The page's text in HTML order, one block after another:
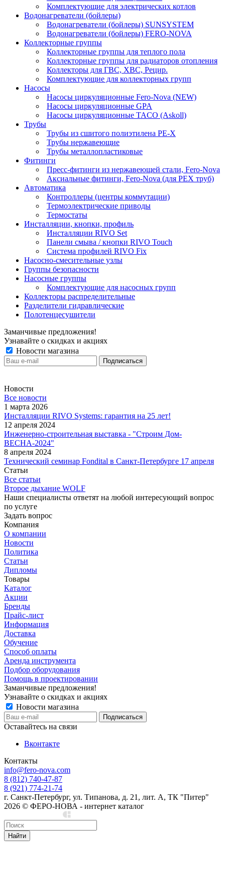
Комплектующие для электрических котлов
Водонагреватели (бойлеры)
Водонагреватели (бойлеры) SUNSYSTEM
Водонагреватели (бойлеры) FERO-NOVA
Коллекторные группы
Коллекторные группы для теплого пола
Коллекторные группы для радиаторов отопления
Коллекторы для ГВС, ХВС, Рецир.
Комплектующие для коллекторных групп
Насосы
Насосы циркуляционные Fero-Nova (NEW)
Насосы циркуляционные GPA
Насосы циркуляционные TACO (Askoll)
Трубы
Трубы из сшитого полиэтилена PE-X
Трубы нержавеющие
Трубы металлопластиковые
Фитинги
Пресс-фитинги из нержавеющей стали, Fero-Nova
Аксиальные фитинги, Fero-Nova (для PEX труб)
Автоматика
Контроллеры (центры коммутации)
Термоэлектрические приводы
Термостаты
Инсталляции, кнопки, профиль
Инсталляции RIVO Set
Панели смыва / кнопки RIVO Touch
Система профилей RIVO Fix
Насосно-смесительные узлы
Группы безопасности
Насосные группы
Комплектующие для насосных групп
Коллекторы распределительные
Разделители гидравлические
Полотенцесушители
Заманчивые предложения!
Узнавайте о скидках и акциях
Новости магазина
Новости
Все новости
1 марта 2026
Инсталляции RIVO Systems: гарантия на 25 лет!
12 апреля 2024
Инженерно-строительная выставка - "Строим Дом-
ВЕСНА-2024"
8 апреля 2024
Технический семинар Fondital в Санкт-Петербурге 17 апреля
Статьи
Все статьи
Второе дыхание WOLF
Наши специалисты ответят на любой интересующий вопрос
по услуге
Задать вопрос
Компания
О компании
Новости
Политика
Статьи
Дипломы
Товары
Каталог
Акции
Бренды
Прайс-лист
Информация
Доставка
Обучение
Способ оплаты
Аренда инструмента
Подбор оборудования
Помощь в проектировании
Заманчивые предложения!
Узнавайте о скидках и акциях
Новости магазина
Оставайтесь на связи
Вконтакте
Контакты
info@fero-nova.com
8 (812) 740-47-87
8 (921) 774-21-74
г. Санкт-Петербург, ул. Типанова, д. 21, лит. А, ТК "Питер"
2026 © ФЕРО-НОВА - интернет каталог
Найти